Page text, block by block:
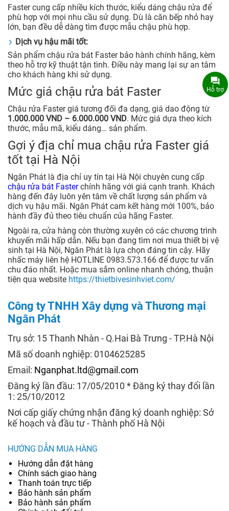
Faster cung cấp nhiều kích thước, kiểu dáng chậu rửa để
phù hợp với mọi nhu cầu sử dụng. Dù là căn bếp nhỏ hay
lớn, bạn đều dễ dàng tìm được mẫu chậu phù hợp.
Dịch vụ hậu mãi tốt:
Sản phẩm chậu rửa bát Faster bảo hành chính hãng, kèm
theo hỗ trợ kỹ thuật tận tình. Điều này mang lại sự an tâm
cho khách hàng khi sử dụng.
Mức giá chậu rửa bát Faster
Chậu rửa Faster giá tương đối đa dạng, giá dao động từ
1.000.000 VND – 6.000.000 VND. Mức giá dựa theo kích
thước, mẫu mã, kiểu dáng… sản phẩm.
Gợi ý địa chỉ mua chậu rửa Faster giá
tốt tại Hà Nội
Ngân Phát là địa chỉ uy tín tại Hà Nội chuyên cung cấp
chậu rửa bát Fasterchính hãng với giá cạnh tranh. Khách
hàng đến đây luôn yên tâm về chất lượng sản phẩm và
dịch vụ hậu mãi. Ngân Phát cam kết hàng mới 100%, bảo
hành đầy đủ theo tiêu chuẩn của hãng Faster.
Ngoài ra, cửa hàng còn thường xuyên có các chương trình
khuyến mãi hấp dẫn. Nếu bạn đang tìm nơi mua thiết bị vệ
sinh tại Hà Nội, Ngân Phát là lựa chọn đáng tin cậy. Hãy
nhấc máy liên hệ HOTLINE 0983.573.166 để được tư vấn
chu đáo nhất. Hoặc mua sắm online nhanh chóng, thuận
tiện qua website https://thietbivesinhviet.com/
Công ty TNHH Xây dựng và Thương mại
Ngân Phát
Trụ sở: 15 Thanh Nhàn - Q.Hai Bà Trưng - TP.Hà Nội
Mã số doanh nghiệp: 0104625285
Email: Nganphat.ltd@gmail.com
Đăng ký lần đầu: 17/05/2010 * Đăng ký thay đổi lần
1: 25/10/2012
Nơi cấp giấy chứng nhận đăng ký doanh nghiệp: Sở
kế hoạch và đầu tư - Thành phố Hà Nội
HƯỚNG DẪN MUA HÀNG
Hướng dẫn đặt hàng
Chính sách giao hàng
Thanh toán trực tiếp
Bảo hành sản phẩm
Bảo hành sản phẩm
Hỗ trợ